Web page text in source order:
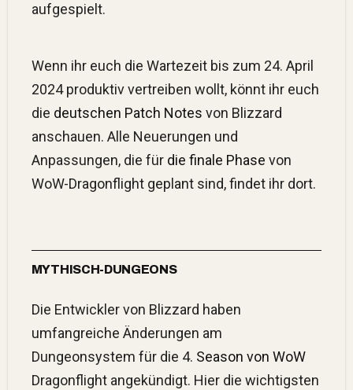
aufgespielt.
Wenn ihr euch die Wartezeit bis zum 24. April
2024 produktiv vertreiben wollt, könnt ihr euch
die deutschen Patch Notes von Blizzard
anschauen. Alle Neuerungen und
Anpassungen, die für die finale Phase von
WoW-Dragonflight geplant sind, findet ihr dort.
MYTHISCH-DUNGEONS
Die Entwickler von Blizzard haben
umfangreiche Änderungen am
Dungeonsystem für die 4. Season von WoW
Dragonflight angekündigt. Hier die wichtigsten